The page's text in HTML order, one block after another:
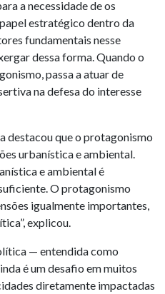
a necessidade de os
estratégico dentro da
fundamentais nesse
dessa forma. Quando o
passa a atuar de
na defesa do interesse
destacou que o protagonismo
urbanística e ambiental.
e ambiental é
O protagonismo
igualmente importantes,
explicou.
— entendida como
é um desafio em muitos
diretamente impactadas